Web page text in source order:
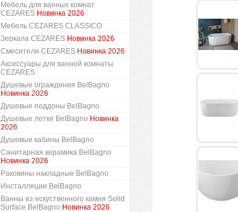
Мебель для ванных комнат
CEZARES Новинка 2026
Мебель CEZARES CLASSICO
Зеркала CEZARES Новинка 2026
Смесители CEZARES Новинка 2026
Аксессуары для ванной комнаты
CEZARES
Душевые ограждения BelBagno
Новинка 2026
Душевые поддоны BelBagno
Душевые лотки BelBagno Новинка
2026
Душевые кабины BelBagno
Санитарная керамика BelBagno
Новинка 2026
Раковины накладные BelBagno
Инсталляции BelBagno
Ванны из искуственного камня Solid
Surface BelBagno Новинка 2026